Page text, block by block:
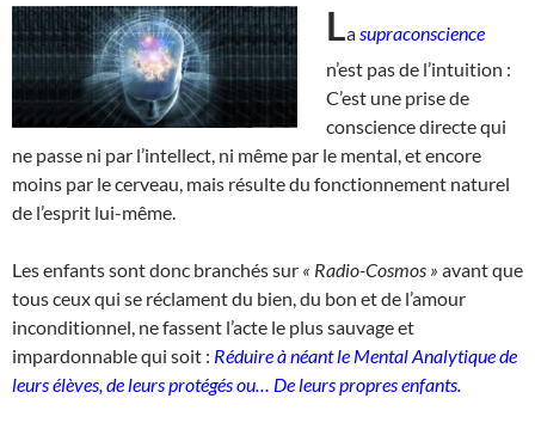
La supraconscience
n’est pas de l’intuition :
C’est une prise de
conscience directe qui
ne passe ni par l’intellect, ni même par le mental, et encore
moins par le cerveau, mais résulte du fonctionnement naturel
de l’esprit lui-même.
Les enfants sont donc branchés sur « Radio-Cosmos » avant que
tous ceux qui se réclament du bien, du bon et de l’amour
inconditionnel, ne fassent l’acte le plus sauvage et
impardonnable qui soit : Réduire à néant le Mental Analytique de
leurs élèves, de leurs protégés ou…
De leurs propres enfants.